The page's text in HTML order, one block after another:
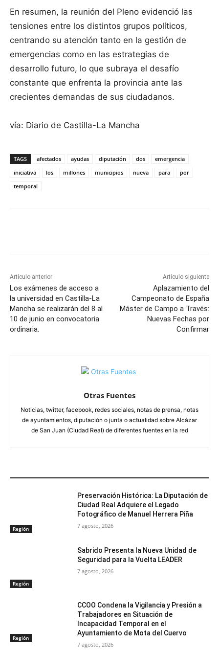
En resumen, la reunión del Pleno evidenció las
tensiones entre los distintos grupos políticos,
centrando su atención tanto en la gestión de
emergencias como en las estrategias de
desarrollo futuro, lo que subraya el desafío
constante que enfrenta la provincia ante las
crecientes demandas de sus ciudadanos.
vía: Diario de Castilla-La Mancha
TAGS afectados ayudas diputación dos
emergencia
iniciativa
los millones municipios nueva para
por
temporal
Artículo anterior
Los exámenes de acceso a
la universidad en Castilla-La
Mancha se realizarán del 8 al
10 de junio en convocatoria
ordinaria.
Artículo siguiente
Aplazamiento del
Campeonato de España
Máster de Campo a Través:
Nuevas Fechas por
Confirmar
Otras Fuentes
Noticias, twitter, facebook, redes sociales, notas de prensa, notas
de ayuntamientos, diputación o junta o actualidad sobre Alcázar
de San Juan (Ciudad Real) de diferentes fuentes en la red
Región
Preservación Histórica: La Diputación de
Ciudad Real Adquiere el Legado
Fotográfico de Manuel Herrera Piña
7 agosto, 2026
Región
Sabrido Presenta la Nueva Unidad de
Seguridad para la Vuelta LEADER
7 agosto, 2026
Región
CCOO Condena la Vigilancia y Presión a
Trabajadores en Situación de
Incapacidad Temporal en el
Ayuntamiento de Mota del Cuervo
7 agosto, 2026